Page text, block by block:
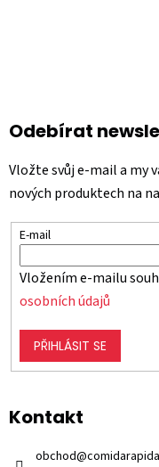
Odebírat
Vložte svůj e-mail a my
nových produktech na
E-mail
Vložením e-mailu
osobních údajů
PŘIHLÁSIT SE
Kontakt
obchod@